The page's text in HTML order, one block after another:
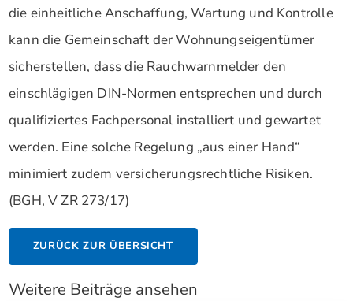
die einheitliche Anschaffung, Wartung und Kontrolle
kann die Gemeinschaft der Wohnungseigentümer
sicherstellen, dass die Rauchwarnmelder den
einschlägigen DIN-Normen entsprechen und durch
qualifiziertes Fachpersonal installiert und gewartet
werden. Eine solche Regelung „aus einer Hand“
minimiert zudem versicherungsrechtliche Risiken.
(BGH, V ZR 273/17)
ZURÜCK ZUR ÜBERSICHT
Weitere Beiträge ansehen